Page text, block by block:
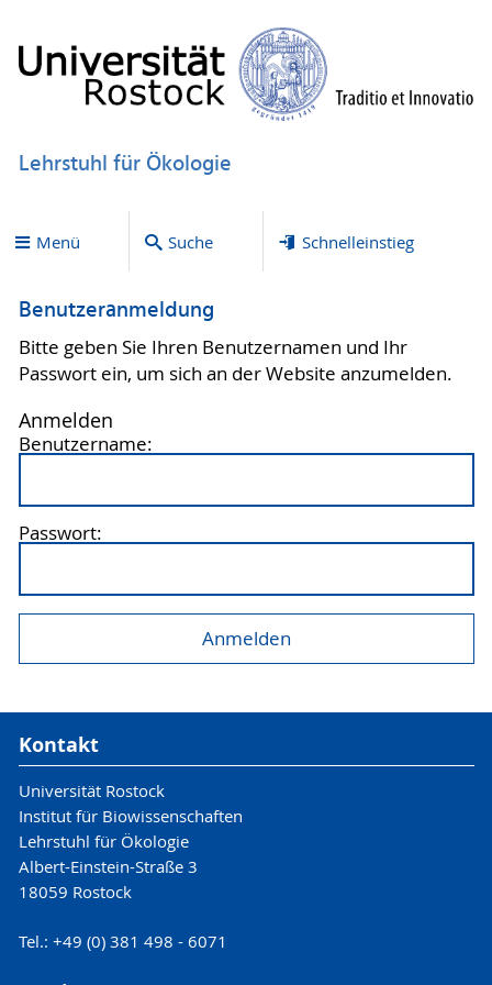
Lehrstuhl für Ökologie
Menü Suche Schnelleinstieg
Benutzeranmeldung
Bitte geben Sie Ihren Benutzernamen und Ihr
Passwort ein, um sich an der Website anzumelden.
Anmelden
Benutzername:
Passwort:
Kontakt
Universität Rostock
Institut für Biowissenschaften
Lehrstuhl für Ökologie
Albert-Einstein-Straße 3
18059 Rostock
Tel.: +49 (0) 381 498 - 6071